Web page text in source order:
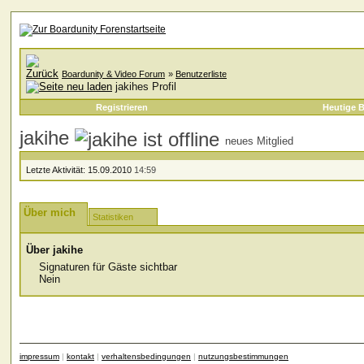
Boardunity & Video Forum » Benutzerliste
jakihes Profil
Registrieren Heutige
jakihe neues Mitglied
Letzte Aktivität: 15.09.2010 14:59
Über mich Statistiken
Über jakihe
Signaturen für Gäste sichtbar
Nein
impressum | kontakt | verhaltensbedingungen | nutzungsbestimmungen